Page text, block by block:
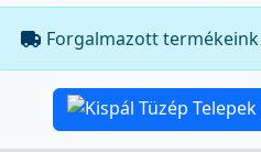
Forgalmazott termékeink